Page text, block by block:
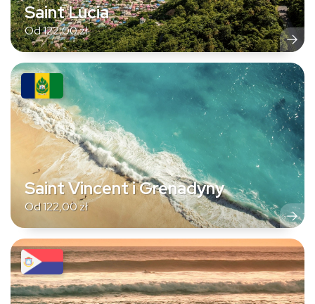
Saint Lucia
Od122,00zł
Saint Vincent i Grenadyny
Od122,00zł